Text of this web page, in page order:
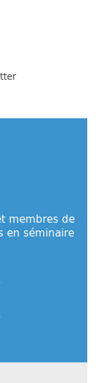
membres de
en séminaire